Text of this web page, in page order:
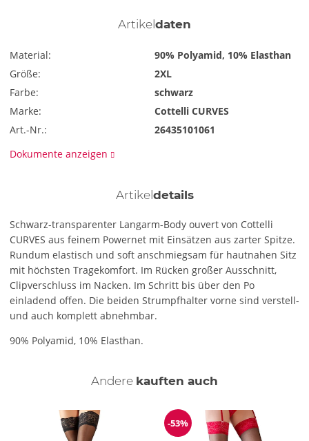
Artikel daten
Material:
90% Polyamid, 10% Elasthan
Größe:
2XL
Farbe:
schwarz
Marke:
Cottelli CURVES
Art.-Nr.:
26435101061
Dokumente anzeigen
Artikel details
Schwarz-transparenter Langarm-Body ouvert von Cottelli
CURVES aus feinem Powernet mit Einsätzen aus zarter Spitze.
Rundum elastisch und soft anschmiegsam für hautnahen Sitz
mit höchsten Tragekomfort. Im Rücken großer Ausschnitt,
Clipverschluss im Nacken. Im Schritt bis über den Po
einladend offen. Die beiden Strumpfhalter vorne sind verstell-
und auch komplett abnehmbar.
90% Polyamid, 10% Elasthan.
Andere kauften auch
Reduzierung
-53%